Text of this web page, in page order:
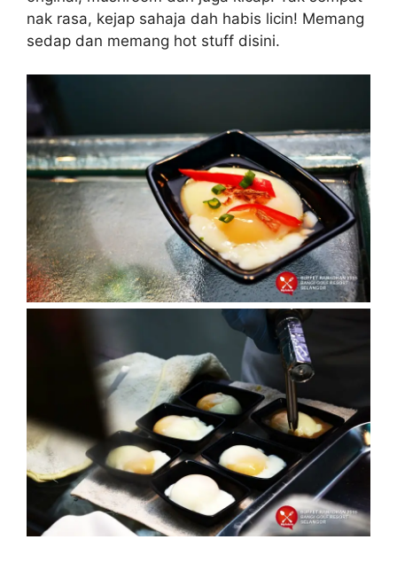
nak rasa, kejap sahaja dah habis licin! Memang
sedap dan memang hot stuff disini.